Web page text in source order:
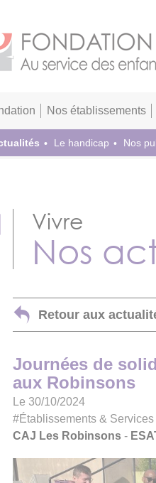
Nos établissements
Le handicap Nos
Vivre
Nos
Retour aux
Journées de
aux Robinsons
Le 30/10/2024
#Établissements & Services
CAJ Les Robinsons -